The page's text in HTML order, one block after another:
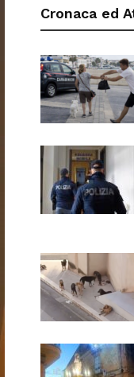
Cronaca ed